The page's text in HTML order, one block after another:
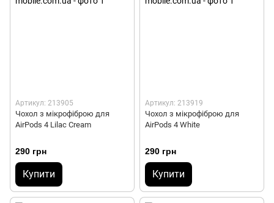
Артикул: 213905
Чохол з мікрофіброю для
AirPods 4 Lilac Cream
290 грн
Купити
Артикул: 213919
Чохол з мікрофіброю для
AirPods 4 White
290 грн
Купити